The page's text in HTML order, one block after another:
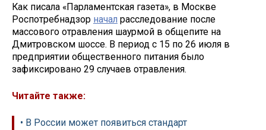
Как писала «Парламентская газета», в Москве
Роспотребнадзор начал расследование после
массового отравления шаурмой в общепите на
Дмитровском шоссе. В период с 15 по 26 июля в
предприятии общественного питания было
зафиксировано 29 случаев отравления.
Читайте также:
• В России может появиться стандарт